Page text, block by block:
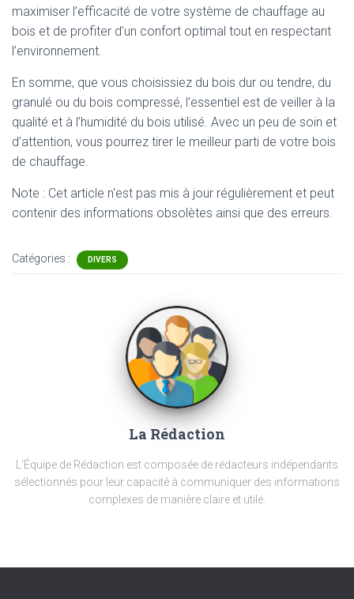
maximiser l’efficacité de votre système de chauffage au
bois et de profiter d’un confort optimal tout en respectant
l’environnement.
En somme, que vous choisissiez du bois dur ou tendre, du
granulé ou du bois compressé, l’essentiel est de veiller à la
qualité et à l’humidité du bois utilisé. Avec un peu de soin et
d’attention, vous pourrez tirer le meilleur parti de votre bois
de chauffage.
Note : Cet article n'est pas mis à jour régulièrement et peut
contenir des informations obsolètes ainsi que des erreurs.
Catégories : DIVERS
La Rédaction
L'Équipe de Rédaction est composée de rédacteurs indépendants
sélectionnés pour leur capacité à communiquer des informations
complexes de manière claire et utile.